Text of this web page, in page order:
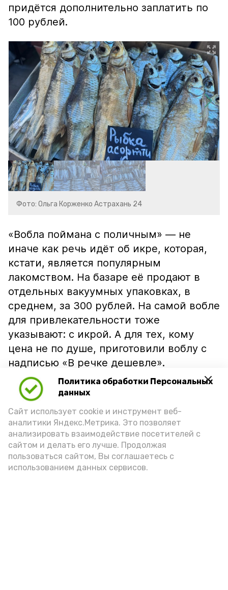
Политика обработки Персональных
данных
Сайт использует cookie и инструмент веб-
аналитики Яндекс.Метрика. Это позволяет
анализировать взаимодействие посетителей с
сайтом и делать его лучше. Продолжая
пользоваться сайтом, Вы соглашаетесь с
использованием данных сервисов.
придётся дополнительно заплатить по
100 рублей.
Фото: Ольга Корженко Астрахань 24
«Вобла поймана с поличным» — не
иначе как речь идёт об икре, которая,
кстати, является популярным
лакомством. На базаре её продают в
отдельных вакуумных упаковках, в
среднем, за 300 рублей. На самой вобле
для привлекательности тоже
указывают: с икрой. А для тех, кому
цена не по душе, приготовили воблу с
надписью «В речке дешевле».